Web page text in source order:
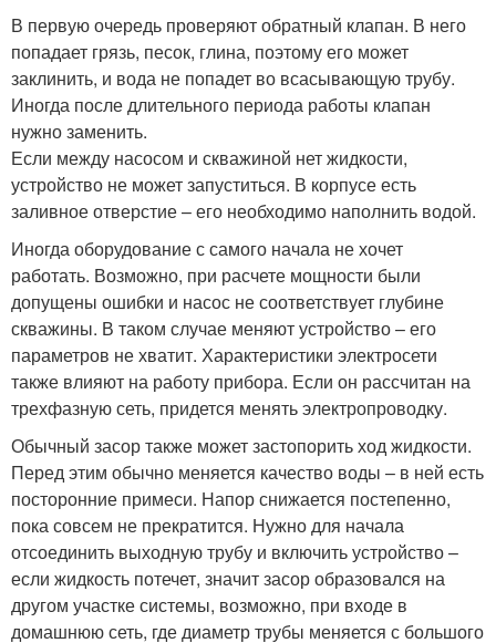
В первую очередь проверяют обратный клапан. В него
попадает грязь, песок, глина, поэтому его может
заклинить, и вода не попадет во всасывающую трубу.
Иногда после длительного периода работы клапан
нужно заменить.
Если между насосом и скважиной нет жидкости,
устройство не может запуститься. В корпусе есть
заливное отверстие – его необходимо наполнить водой.
Иногда оборудование с самого начала не хочет
работать. Возможно, при расчете мощности были
допущены ошибки и насос не соответствует глубине
скважины. В таком случае меняют устройство – его
параметров не хватит. Характеристики электросети
также влияют на работу прибора. Если он рассчитан на
трехфазную сеть, придется менять электропроводку.
Обычный засор также может застопорить ход жидкости.
Перед этим обычно меняется качество воды – в ней есть
посторонние примеси. Напор снижается постепенно,
пока совсем не прекратится. Нужно для начала
отсоединить выходную трубу и включить устройство –
если жидкость потечет, значит засор образовался на
другом участке системы, возможно, при входе в
домашнюю сеть, где диаметр трубы меняется с большого